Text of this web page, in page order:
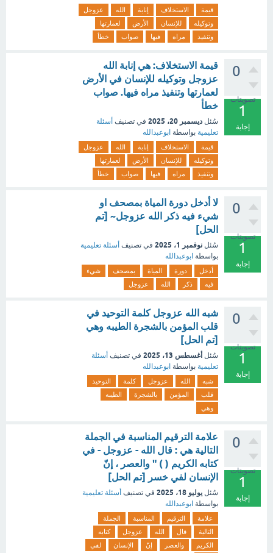
قيمة الاستخلاف إنابة الله
عزوجل
وتوكيله
للإنسان الأرض
لعمارتها
وتنفيذ
مراه فيها صواب خطأ
0
تصويتات
1
إجابة
قيمة الاستخلاف: هي إنابة الله
عزوجل وتوكيله للإنسان في الأرض
لعمارتها وتنفيذ مراه فيها. صواب
خطأ
سُئل ديسمبر 20، 2025 في تصنيف أسئلة
تعليمية بواسطة ابوعبدالله
قيمة الاستخلاف إنابة الله
عزوجل
وتوكيله
للإنسان الأرض
لعمارتها
وتنفيذ
مراه فيها صواب خطأ
0
تصويتات
1
إجابة
لا أدخل دورة المياة بمصحف او
شيء فيه ذكر الله عزوجل~ [تم
الحل]
سُئل نوفمبر 1، 2025 في تصنيف أسئلة تعليمية
بواسطة ابوعبدالله
أدخل دورة المياة بمصحف
شيء
فيه
ذكر الله عزوجل
0
تصويتات
1
إجابة
شبه الله عزوجل كلمة التوحيد في
قلب المؤمن بالشجرة الطيبه وهي
[تم الحل]
سُئل أغسطس 13، 2025 في تصنيف أسئلة
تعليمية بواسطة ابوعبدالله
شبه الله عزوجل كلمة
التوحيد
قلب
المؤمن بالشجرة
الطيبه
وهي
0
تصويتات
1
إجابة
علامة الترقيم المناسبة في الجملة
التالية هي : قال الله - عزوجل - في
كتابه الكريم ( ) " والعصر ، إنّ
الإنسان لفي خسر [تم الحل]
سُئل يوليو 18، 2025 في تصنيف أسئلة تعليمية
بواسطة ابوعبدالله
علامة الترقيم المناسبة
الجملة
التالية
قال الله عزوجل
كتابه
الكريم
والعصر إنّ الإنسان لفي